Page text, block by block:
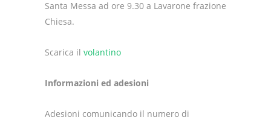
Santa Messa ad ore 9.30 a Lavarone frazione
Chiesa.
Scarica il volantino
Informazioni ed adesioni
Adesioni comunicando il numero di